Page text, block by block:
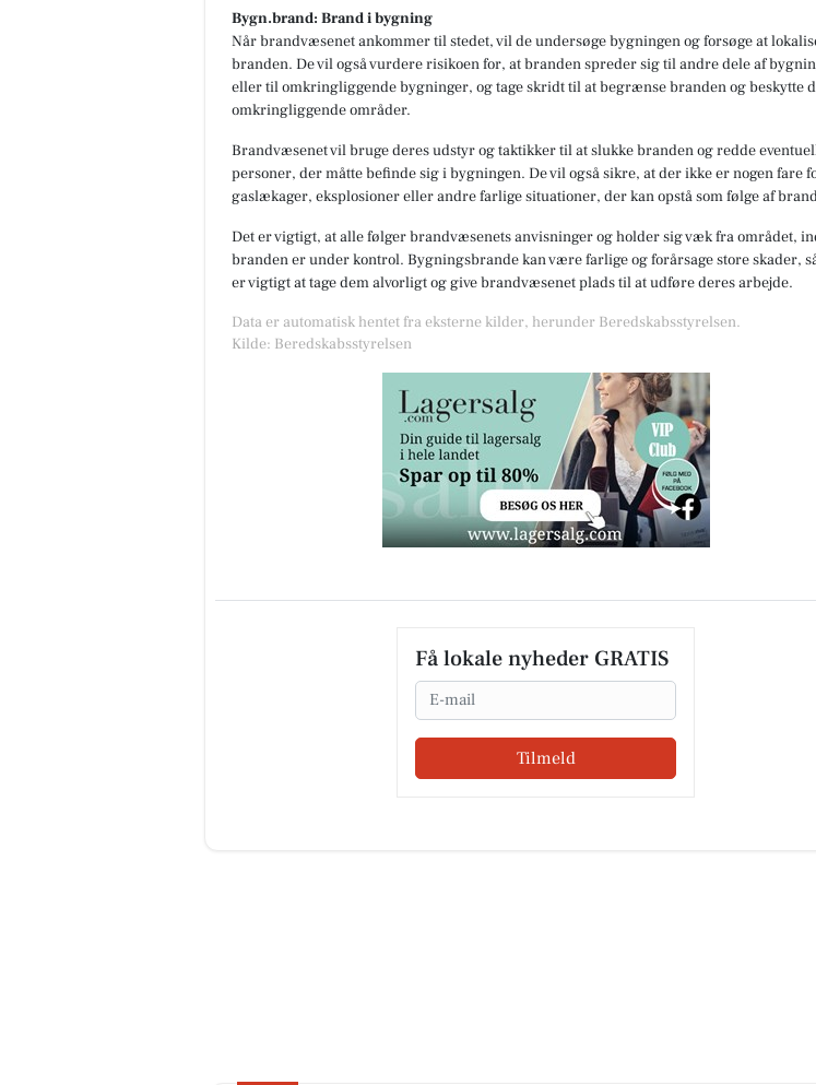
Bygn.brand: Brand i bygning
Når brandvæsenet ankommer til stedet, vil de undersøge bygningen og forsøge at
branden. De vil også vurdere risikoen for, at branden spreder sig til andre dele af
eller til omkringliggende bygninger, og tage skridt til at begrænse branden og beskytte
omkringliggende områder.
Brandvæsenet vil bruge deres udstyr og taktikker til at slukke branden og redde
personer, der måtte befinde sig i bygningen. De vil også sikre, at der ikke er nogen fare
gaslækager, eksplosioner eller andre farlige situationer, der kan opstå som følge af
Det er vigtigt, at alle følger brandvæsenets anvisninger og holder sig væk fra området,
branden er under kontrol. Bygningsbrande kan være farlige og forårsage store skader,
er vigtigt at tage dem alvorligt og give brandvæsenet plads til at udføre deres arbejde.
Data er automatisk hentet fra eksterne kilder, herunder Beredskabsstyrelsen.
Kilde: Beredskabsstyrelsen
Få lokale nyheder GRATIS
Email
Tilmeld